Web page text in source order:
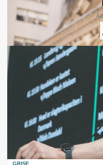
GRISE